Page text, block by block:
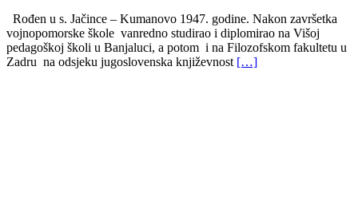
Rođen u s. Jačince – Kumanovo 1947. godine. Nakon završetka
vojnopomorske škole vanredno studirao i diplomirao na Višoj
pedagoškoj školi u Banjaluci, a potom i na Filozofskom fakultetu u
Zadru na odsjeku jugoslovenska književnost […]